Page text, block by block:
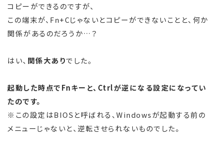
コピーができるのですが、
この端末が、Fn+Cじゃないとコピーができないことと、何か
関係があるのだろうか…？
はい、 関係大ありでした。
起動した時点でFnキーと、Ctrlが逆になる設定になってい
たのです。
※この設定はBIOSと呼ばれる、Windowsが起動する前の
メニューじゃないと、逆転させられないものでした。